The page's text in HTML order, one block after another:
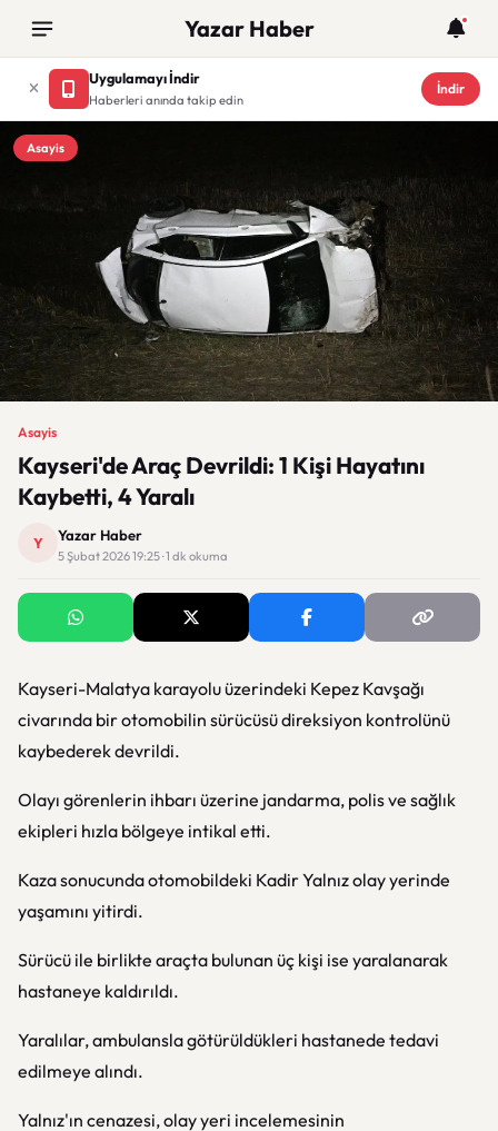
Yazar Haber
Uygulamayı İndir
Haberleri anında takip edin
İndir
Asayis
Asayis
Kayseri'de Araç Devrildi: 1 Kişi Hayatını
Kaybetti, 4 Yaralı
Y Yazar Haber
5 Şubat 2026 19:25 · 1 dk okuma
Kayseri-Malatya karayolu üzerindeki Kepez Kavşağı
civarında bir otomobilin sürücüsü direksiyon kontrolünü
kaybederek devrildi.
Olayı görenlerin ihbarı üzerine jandarma, polis ve sağlık
ekipleri hızla bölgeye intikal etti.
Kaza sonucunda otomobildeki Kadir Yalnız olay yerinde
yaşamını yitirdi.
Sürücü ile birlikte araçta bulunan üç kişi ise yaralanarak
hastaneye kaldırıldı.
Yaralılar, ambulansla götürüldükleri hastanede tedavi
edilmeye alındı.
Yalnız'ın cenazesi, olay yeri incelemesinin